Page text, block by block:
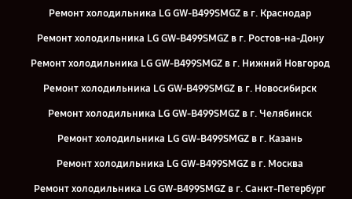
Ремонт холодильника LG GW-B499SMGZ в г. Краснодар
Ремонт холодильника LG GW-B499SMGZ в г. Ростов-на-Дону
Ремонт холодильника LG GW-B499SMGZ в г. Нижний Новгород
Ремонт холодильника LG GW-B499SMGZ в г. Новосибирск
Ремонт холодильника LG GW-B499SMGZ в г. Челябинск
Ремонт холодильника LG GW-B499SMGZ в г. Казань
Ремонт холодильника LG GW-B499SMGZ в г. Москва
Ремонт холодильника LG GW-B499SMGZ в г. Санкт-Петербург